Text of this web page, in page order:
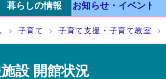
暮らしの情報 お知らせ・イベント
子育て 子育て支援・子育て教室
設 開館状況